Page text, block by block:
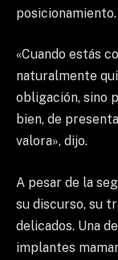
posicionamiento.
«Cuando estás
naturalmente
obligación, sino
bien, de
valora», dijo.
A pesar de la
su discurso, su
delicados. Una
implantes